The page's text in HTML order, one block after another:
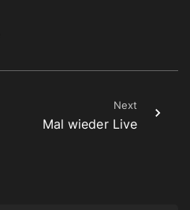
Next
Mal wieder Live